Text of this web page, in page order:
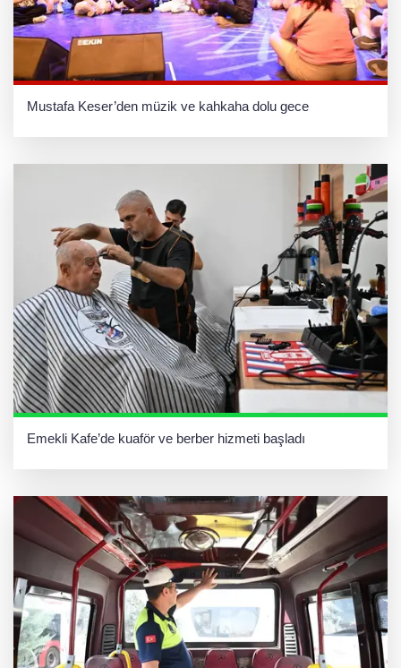
Mustafa Keser’den müzik ve kahkaha dolu gece
Emekli Kafe’de kuaför ve berber hizmeti başladı